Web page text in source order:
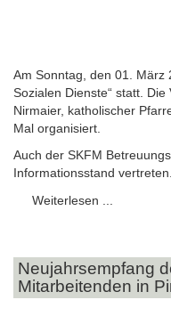
Am Sonntag, den 01. März
Sozialen Dienste“ statt.
Nirmaier, katholischer
Mal organisiert.
Auch der SKFM
Informationsstand vertreten.
Weiterlesen ...
Neujahrsempfang
Mitarbeitenden in